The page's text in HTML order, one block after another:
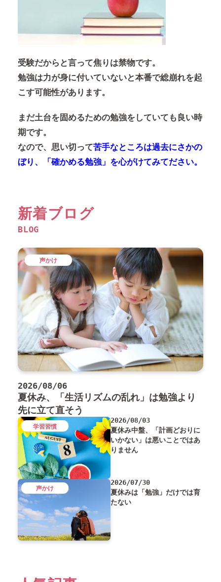
受験だからと言って焦りは禁物です。
勉強は力が身に付いていないと本番で総崩れを起
こす可能性があります。
まだ土台を固めるための勉強をしていても良い時
期です。
なので、思い切って苦手なところは過去にさかの
ぼり、「確かめる勉強」を心がけてみてださい。
新着ブログ
BLOG
2026/08/06
夏休み、「生活リズムの乱れ」は勉強より
先に立て直そう
声かけ
2026/08/03
夏休み中盤、「計画どおりに
いかない」は悪いことではあ
りません
学習習慣
2026/07/30
夏休みは「勉強」だけでは育
たない
声かけ